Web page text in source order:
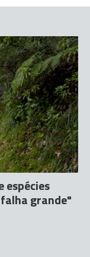
espécies
grande"